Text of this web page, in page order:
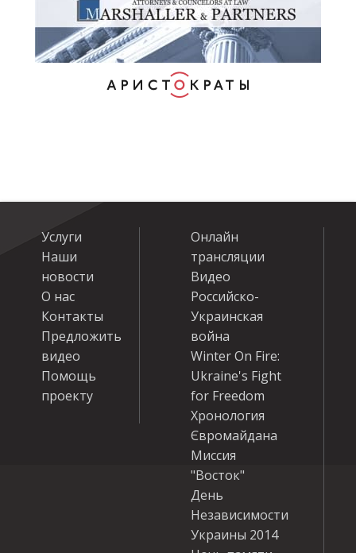
Услуги
Наши
новости
О нас
Контакты
Предложить
видео
Помощь
проекту
Онлайн
трансляции
Видео
Российско-
Украинская
война
Winter On Fire:
Ukraine's Fight
for Freedom
Хронология
Євромайдана
Миссия
"Восток"
День
Независимости
Украины 2014